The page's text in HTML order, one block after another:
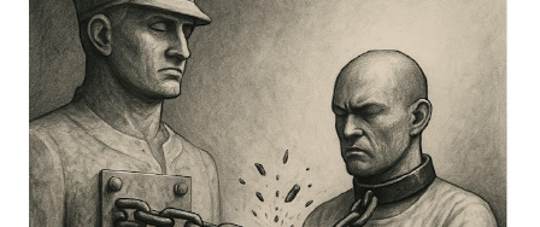
affaire est le suivant : le nain était parfaitement consentant
et c’est sa dignité qu’il mettait en avant à l’appui de sa
requête contre l’arrêté municipal : selon lui, ce travail lui
avait redonné sa dignité (avant il vivait du RMI). Or, le
Conseil d’État ne lui a pas donné raison : à la dignité
invoquée par le nain, il a été opposé la d...